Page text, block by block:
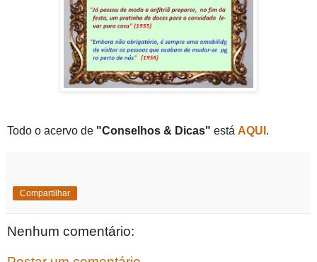
Todo o acervo de "Conselhos & Dicas" está AQUI .
Compartilhar
Nenhum comentário: